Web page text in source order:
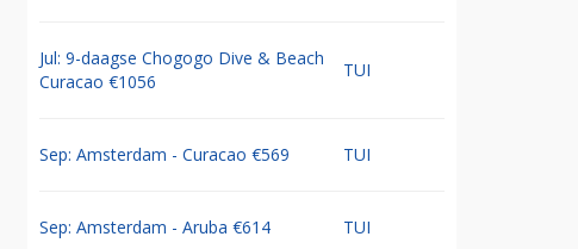
Jul: 9-daagse Chogogo Dive & Beach
Curacao €1056
TUI
Sep: Amsterdam - Curacao €569 TUI
Sep: Amsterdam - Aruba €614 TUI